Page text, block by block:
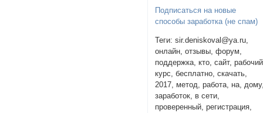
Подписаться на новые
способы заработка (не спам)
Теги: sir.deniskoval@ya.ru,
онлайн, отзывы, форум,
поддержка, кто, сайт,
курс, бесплатно, скачать,
2017, метод, работа, на,
заработок, в сети,
проверенный, регистрация,